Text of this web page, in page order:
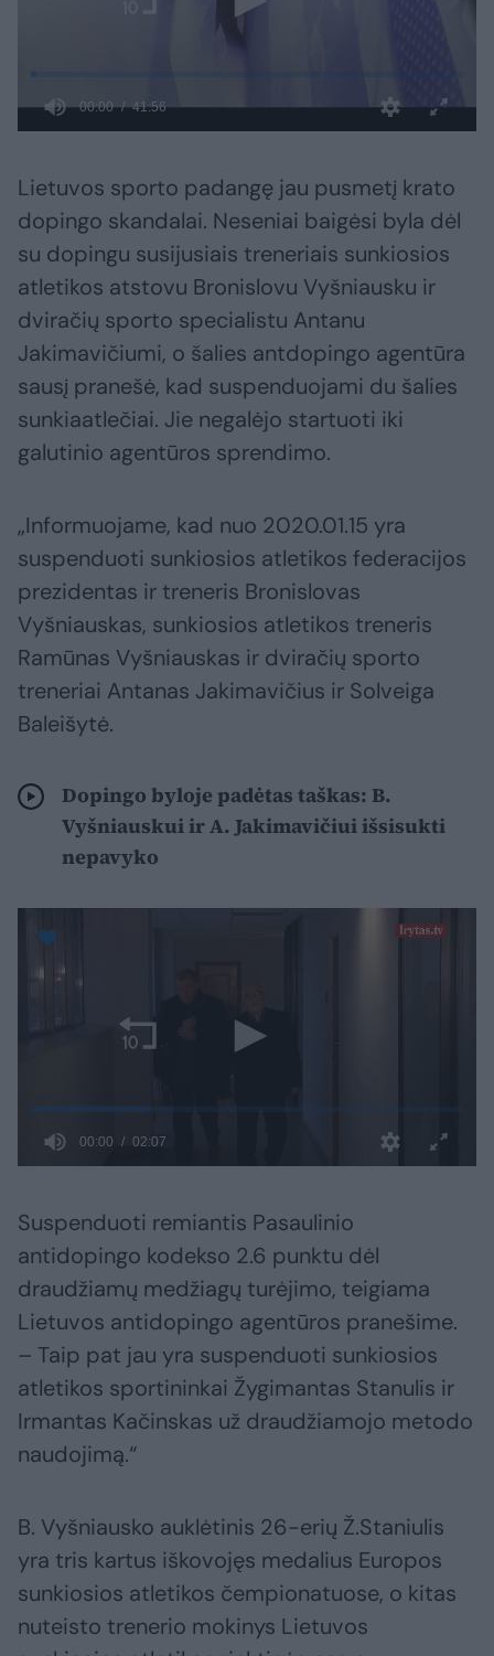
Lietuvos sporto padangę jau pusmetį krato
dopingo skandalai. Neseniai baigėsi byla dėl
su dopingu susijusiais treneriais sunkiosios
atletikos atstovu Bronislovu Vyšniausku ir
dviračių sporto specialistu Antanu
Jakimavičiumi, o šalies antdopingo agentūra
sausį pranešė, kad suspenduojami du šalies
sunkiaatlečiai. Jie negalėjo startuoti iki
galutinio agentūros sprendimo.
„Informuojame, kad nuo 2020.01.15 yra
suspenduoti sunkiosios atletikos federacijos
prezidentas ir treneris Bronislovas
Vyšniauskas, sunkiosios atletikos treneris
Ramūnas Vyšniauskas ir dviračių sporto
treneriai Antanas Jakimavičius ir Solveiga
Baleišytė.
Dopingo byloje padėtas taškas: B.
Vyšniauskui ir A. Jakimavičiui išsisukti
nepavyko
Suspenduoti remiantis Pasaulinio
antidopingo kodekso 2.6 punktu dėl
draudžiamų medžiagų turėjimo, teigiama
Lietuvos antidopingo agentūros pranešime.
– Taip pat jau yra suspenduoti sunkiosios
atletikos sportininkai Žygimantas Stanulis ir
Irmantas Kačinskas už draudžiamojo metodo
naudojimą.“
B. Vyšniausko auklėtinis 26-erių Ž.Staniulis
yra tris kartus iškovojęs medalius Europos
sunkiosios atletikos čempionatuose, o kitas
nuteisto trenerio mokinys Lietuvos